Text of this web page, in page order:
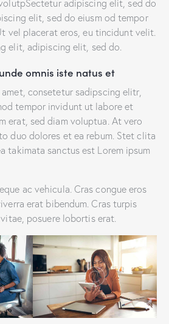
adipiscing elit, sed do
elit, sed do eiusm od tempor
vel placerat eros, eu tincidunt velit.
elit, adipiscing elit, sed do.
omnis iste natus et
consetetur sadipscing elitr,
tempor invidunt ut labore et
erat, sed diam voluptua. At vero
duo dolores et ea rebum. Stet clita
takimata sanctus est Lorem ipsum
ac vehicula. Cras congue eros
erat bibendum. Cras turpis
posuere lobortis erat.